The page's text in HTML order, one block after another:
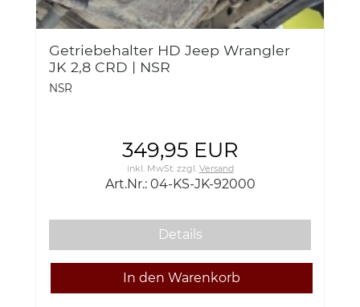
Getriebehalter HD Jeep Wrangler
JK 2,8 CRD | NSR
NSR
349,95 EUR
inkl. MwSt.zzgl. Versand
Art.Nr.: 04-KS-JK-92000
Details